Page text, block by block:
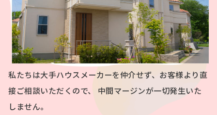
私たちは大手ハウスメーカーを仲介せず、お客様より直
接ご相談いただくので、
中間マージンが一切発生いた
しません。